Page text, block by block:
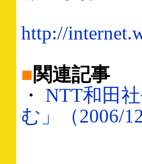
http://
■関連記事
・ NTT和田
む」（2006/